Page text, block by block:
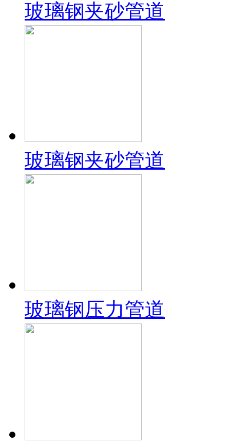
玻璃钢夹砂管道
玻璃钢夹砂管道
玻璃钢压力管道